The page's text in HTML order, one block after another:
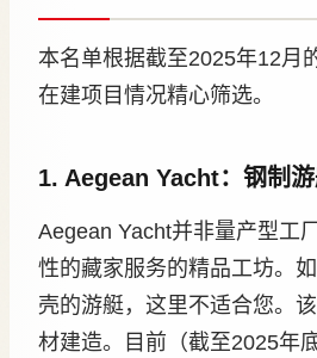
本名单根据截至2025年12月
在建项目情况精心筛选。
1. Aegean Yacht：钢制
Aegean Yacht并非量产型工
性的藏家服务的精品工坊。
壳的游艇，这里不适合您。
材建造。目前（截至2025年